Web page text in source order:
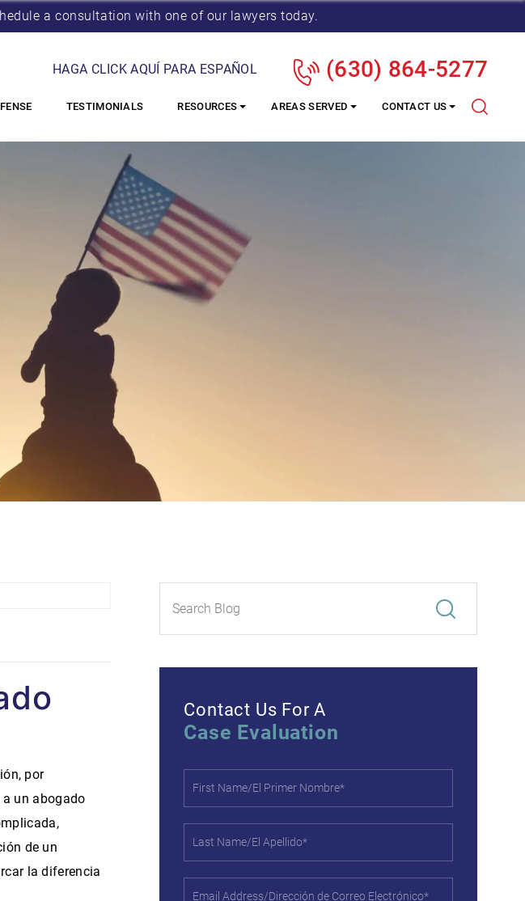
a consultation with one of our lawyers today.
HAGA CLICK AQUÍ PARA ESPAÑOL (630) 864-5277
TESTIMONIALS RESOURCES AREAS SERVED CONTACT US
por
un abogado
de un
la diferencia
Contact Us For A
Case Evaluation